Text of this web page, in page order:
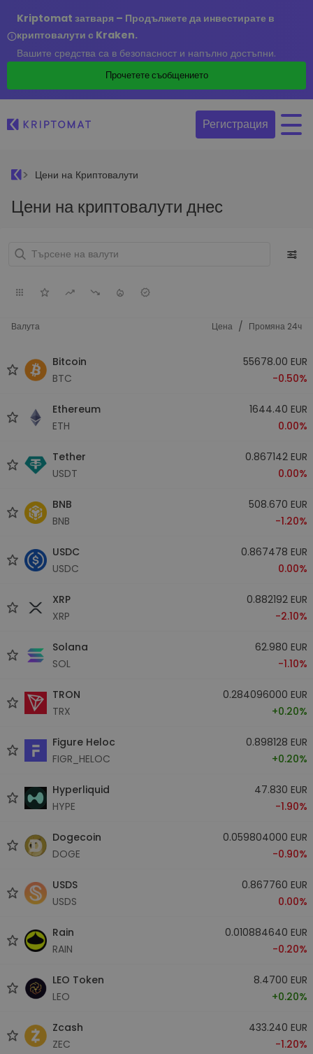
Kriptomat затваря – Продължете да инвестирате в
криптовалути с Kraken.
Вашите средства са в безопасност и напълно достъпни.
Прочетете съобщението
Регистрация
Цени на Криптовалути
Цени на криптовалути днес
Валута Цена / Промяна 24ч
Bitcoin
BTC
55678.00 EUR
-0.50%
Ethereum
ETH
1644.40 EUR
0.00%
Tether
USDT
0.867142 EUR
0.00%
BNB
BNB
508.670 EUR
-1.20%
USDC
USDC
0.867478 EUR
0.00%
XRP
XRP
0.882192 EUR
-2.10%
Solana
SOL
62.980 EUR
-1.10%
TRON
TRX
0.284096000 EUR
+0.20%
Figure Heloc
FIGR_HELOC
0.898128 EUR
+0.20%
Hyperliquid
HYPE
47.830 EUR
-1.90%
Dogecoin
DOGE
0.059804000 EUR
-0.90%
USDS
USDS
0.867760 EUR
0.00%
Rain
RAIN
0.010884640 EUR
-0.20%
LEO Token
LEO
8.4700 EUR
+0.20%
Zcash
ZEC
433.240 EUR
-1.20%